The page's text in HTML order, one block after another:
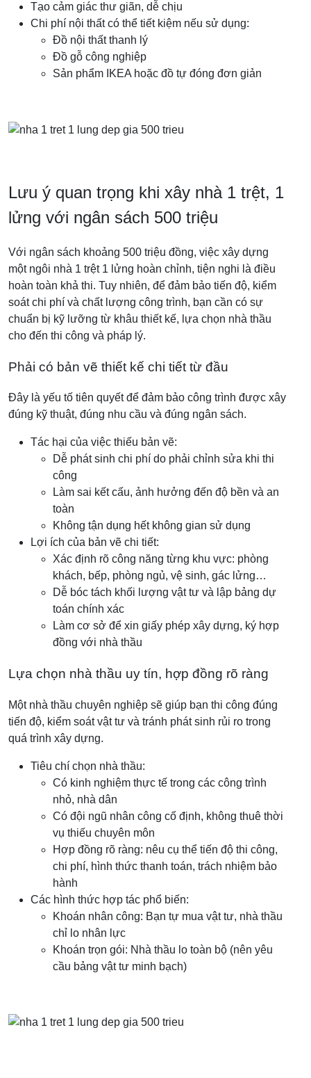
Tạo cảm giác thư giãn, dễ chịu
Chi phí nội thất có thể tiết kiệm nếu sử dụng:
Đồ nội thất thanh lý
Đồ gỗ công nghiệp
Sản phẩm IKEA hoặc đồ tự đóng đơn giản
Lưu ý quan trọng khi xây nhà 1 trệt, 1
lửng với ngân sách 500 triệu
Với ngân sách khoảng 500 triệu đồng, việc xây dựng
một ngôi nhà 1 trệt 1 lửng hoàn chỉnh, tiện nghi là điều
hoàn toàn khả thi. Tuy nhiên, để đảm bảo tiến độ, kiểm
soát chi phí và chất lượng công trình, bạn cần có sự
chuẩn bị kỹ lưỡng từ khâu thiết kế, lựa chọn nhà thầu
cho đến thi công và pháp lý.
Phải có bản vẽ thiết kế chi tiết từ đầu
Đây là yếu tố tiên quyết để đảm bảo công trình được xây
đúng kỹ thuật, đúng nhu cầu và đúng ngân sách.
Tác hại của việc thiếu bản vẽ:
Dễ phát sinh chi phí do phải chỉnh sửa khi thi
công
Làm sai kết cấu, ảnh hưởng đến độ bền và an
toàn
Không tận dụng hết không gian sử dụng
Lợi ích của bản vẽ chi tiết:
Xác định rõ công năng từng khu vực: phòng
khách, bếp, phòng ngủ, vệ sinh, gác lửng…
Dễ bóc tách khối lượng vật tư và lập bảng dự
toán chính xác
Làm cơ sở để xin giấy phép xây dựng, ký hợp
đồng với nhà thầu
Lựa chọn nhà thầu uy tín, hợp đồng rõ ràng
Một nhà thầu chuyên nghiệp sẽ giúp bạn thi công đúng
tiến độ, kiểm soát vật tư và tránh phát sinh rủi ro trong
quá trình xây dựng.
Tiêu chí chọn nhà thầu:
Có kinh nghiệm thực tế trong các công trình
nhỏ, nhà dân
Có đội ngũ nhân công cố định, không thuê thời
vụ thiếu chuyên môn
Hợp đồng rõ ràng: nêu cụ thể tiến độ thi công,
chi phí, hình thức thanh toán, trách nhiệm bảo
hành
Các hình thức hợp tác phổ biến:
Khoán nhân công: Bạn tự mua vật tư, nhà thầu
chỉ lo nhân lực
Khoán trọn gói: Nhà thầu lo toàn bộ (nên yêu
cầu bảng vật tư minh bạch)